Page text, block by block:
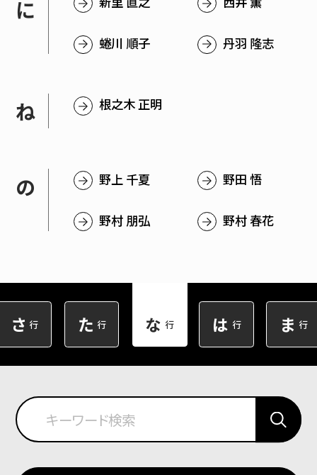
English 한국어
简体字
通信教育部
藝術学舎
に
蜷川 順子 丹羽 隆志
ね 根之木 正明
の 野上 千夏 野田 悟
野村 朋弘 野村 春花
さ 行 た 行 な 行 は 行 ま 行